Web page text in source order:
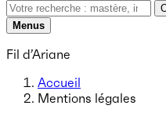
Menus
Fil d’Ariane
Accueil
Mentions légales